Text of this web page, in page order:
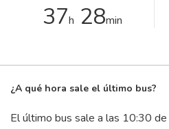
37h 28min
¿A qué hora sale el último bus?
El último bus sale a las 10:30